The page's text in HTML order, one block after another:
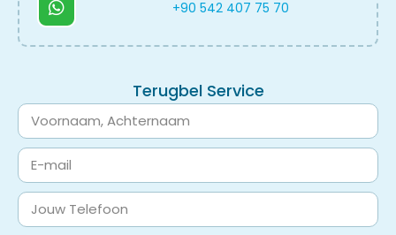
+90 542 407 75 70
Terugbel Service